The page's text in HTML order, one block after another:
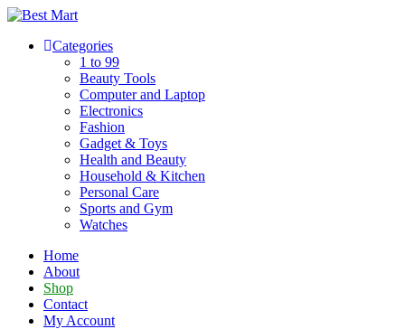
Skip
content Categories
1 to 99
Beauty Tools
Computer and Laptop
Electronics
Fashion
Gadget & Toys
Health and Beauty
Household & Kitchen
Personal Care
Sports and Gym
Watches
Home
About
Shop
Contact
My Account